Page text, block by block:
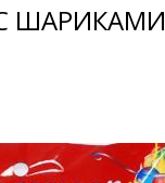
ШАРИКАМИ